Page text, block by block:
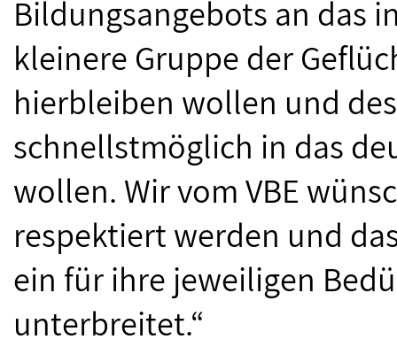
Bildungsangebots an das
kleinere Gruppe der
hierbleiben wollen und
schnellstmöglich in das
wollen. Wir vom VBE
respektiert werden und
ein für ihre jeweiligen
unterbreitet.“